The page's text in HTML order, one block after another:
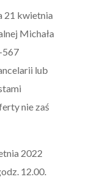
21 kwietnia
Michała
567
lub
nie zaś
2022
12.00.